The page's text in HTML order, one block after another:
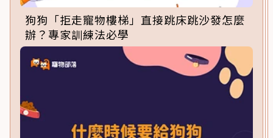
狗狗「拒走寵物樓梯」直接跳床跳沙發怎麼
辦？專家訓練法必學